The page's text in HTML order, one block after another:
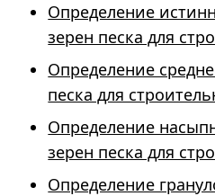
Определение
зерен песка для
Определение
песка для
Определение
зерен песка для
Определение